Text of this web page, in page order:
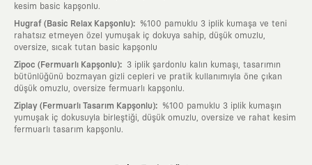
kesim basic kapşonlu.
Hugraf (Basic Relax Kapşonlu):
%100 pamuklu 3 iplik kumaşa ve teni
rahatsız etmeyen özel yumuşak iç dokuya sahip, düşük omuzlu,
oversize, sıcak tutan basic kapşonlu
Zipoc (Fermuarlı Kapşonlu):
3 iplik şardonlu kalın kumaşı, tasarımın
bütünlüğünü bozmayan gizli cepleri ve pratik kullanımıyla öne çıkan
düşük omuzlu, oversize fermuarlı kapşonlu.
Ziplay (Fermuarlı Tasarım Kapşonlu):
%100 pamuklu 3 iplik kumaşın
yumuşak iç dokusuyla birleştiği, düşük omuzlu, oversize ve rahat kesim
fermuarlı tasarım kapşonlu.